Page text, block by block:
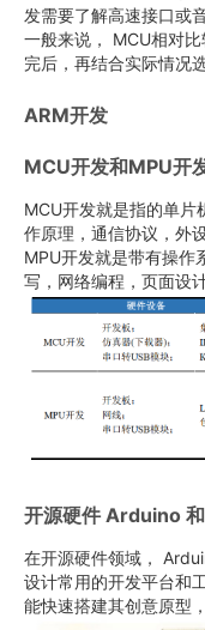
发需要了解高速接口或
一般来说， MCU相对
完后，再结合实际情况
ARM开发
MCU开发和MPU开
MCU开发就是指的单片
作原理，通信协议，外
MPU开发就是带有操作
写，网络编程，页面设
开源硬件 Arduino
在开源硬件领域，
设计常用的开发平台和
能快速搭建其创意原型